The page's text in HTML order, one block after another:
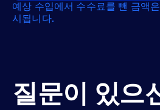
예상 수입에서 수수료를 뺀 금액
시됩니다.
질문이 있으